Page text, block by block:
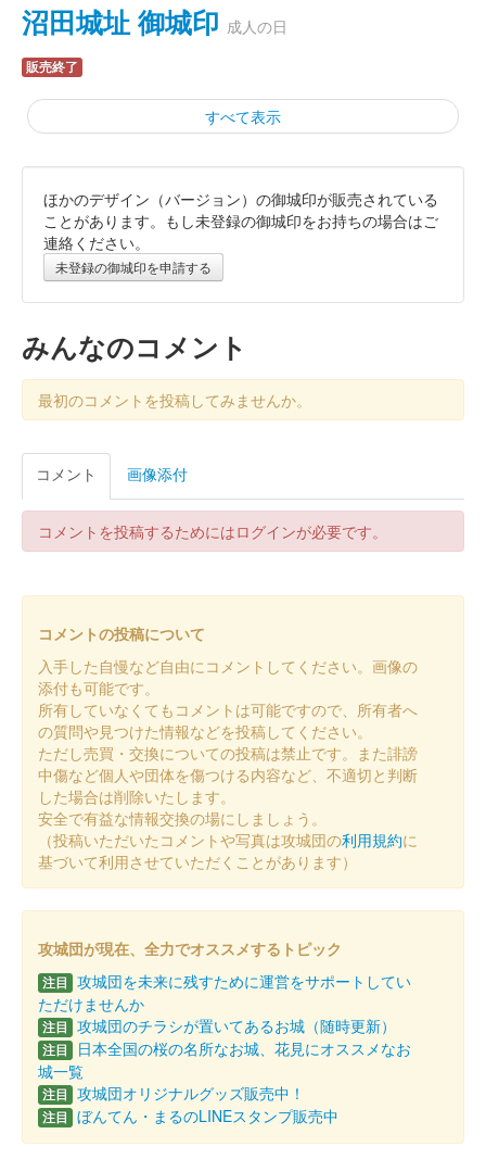
沼田城址 御城印 成人の日
販売終了
すべて表示
霞城（沼田城）御城印 旧暦（睦月）2026年版
販売終了
沼田城跡 御城印 昭和百年 十二月版
販売終了
沼田城跡 御城印
沼田城跡 御城印
販売終了
沼田城址 御城印 十三夜
販売終了
沼田城跡 御城印 七五三
販売終了
沼田城跡 御城印 旧暦（霜月） 2025年版
販売終了
ほかのデザイン（バージョン）の御城印が販売されている
ことがあります。もし未登録の御城印をお持ちの場合はご
連絡ください。
未登録の御城印を申請する
みんなのコメント
最初のコメントを投稿してみませんか。
コメント 画像添付
コメントを投稿するためにはログインが必要です。
コメントの投稿について
入手した自慢など自由にコメントしてください。画像の
添付も可能です。
所有していなくてもコメントは可能ですので、所有者へ
の質問や見つけた情報などを投稿してください。
ただし売買・交換についての投稿は禁止です。また誹謗
中傷など個人や団体を傷つける内容など、不適切と判断
した場合は削除いたします。
安全で有益な情報交換の場にしましょう。
（投稿いただいたコメントや写真は攻城団の利用規約に
基づいて利用させていただくことがあります）
攻城団が現在、全力でオススメするトピック
注目 攻城団を未来に残すために運営をサポートしてい
ただけませんか
注目 攻城団のチラシが置いてあるお城（随時更新）
注目
日本全国の桜の名所なお城、花見にオススメなお
城一覧
注目 攻城団オリジナルグッズ販売中！
注目 ぼんてん・まるのLINEスタンプ販売中